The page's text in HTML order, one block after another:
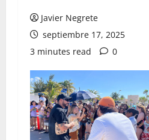
Javier Negrete
septiembre 17, 2025
3 minutes read
0